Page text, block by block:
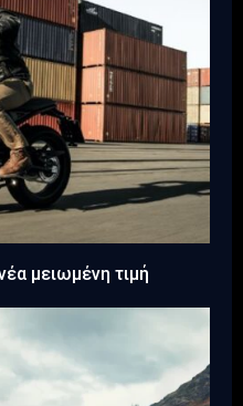
μειωμένη τιμή